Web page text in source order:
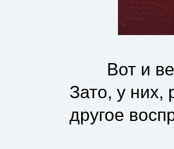
Вот и
Зато, у них,
другое